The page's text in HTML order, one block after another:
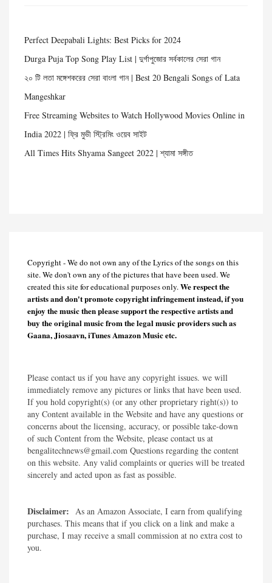
Perfect Deepabali Lights: Best Picks for 2024
Durga Puja Top Song Play List | দুর্গাপুজোর সর্বকালের সেরা গান
২০ টি লতা মঙ্গেশকরের সেরা বাংলা গান | Best 20 Bengali Songs of Lata
Mangeshkar
Free Streaming Websites to Watch Hollywood Movies Online in
India 2022 | ফ্রি মুভী স্ট্রিমিং ওয়েব সাইট
All Times Hits Shyama Sangeet 2022 | শ্যামা সঙ্গীত
Copyright - We do not own any of the Lyrics of the songs on this
site. We don't own any of the pictures that have been used. We
created this site for educational purposes only.We respect the
artists and don't promote copyright infringement instead, if you
enjoy the music then please support the respective artists and
buy the original music from the legal music providers such as
Gaana, Jiosaavn, iTunes Amazon Music etc.
Please contact us if you have any copyright issues. we will
immediately remove any pictures or links that have been used.
If you hold copyright(s) (or any other proprietary right(s)) to
any Content available in the Website and have any questions or
concerns about the licensing, accuracy, or possible take-down
of such Content from the Website, please contact us at
bengalitechnews@gmail.com Questions regarding the content
on this website. Any valid complaints or queries will be treated
sincerely and acted upon as fast as possible.​
Disclaimer: As an Amazon Associate, I earn from qualifying
purchases. This means that if you click on a link and make a
purchase, I may receive a small commission at no extra cost to
you.